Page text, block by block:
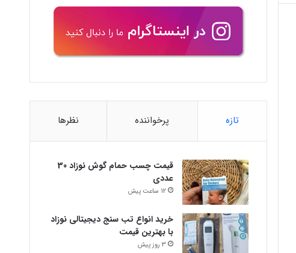
تازه پرخواننده نظرها
قیمت چسب حمام گوش نوزاد 30
عددی
12 ساعت پیش
خرید انواع تب سنج دیجیتالی نوزاد
با بهترین قیمت
3 روز پیش